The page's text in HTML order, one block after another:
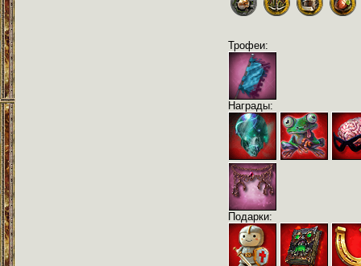
Трофеи:
Награды:
Подарки: